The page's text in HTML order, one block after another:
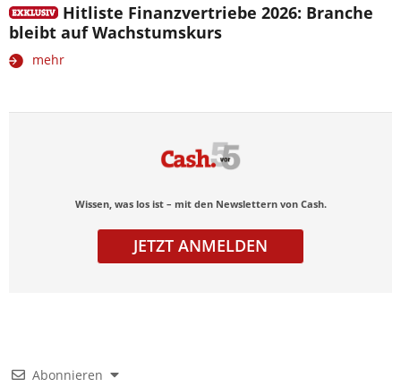
Hitliste Finanzvertriebe 2026: Branche
bleibt auf Wachstumskurs
mehr
Wissen, was los ist – mit den Newslettern von Cash.
JETZT ANMELDEN
Abonnieren